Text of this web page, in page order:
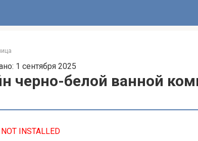
1 сентября 2025
черно-белой ванной
INSTALLED